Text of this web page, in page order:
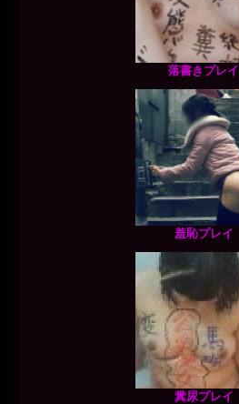
落書きプレイ
羞恥プレイ
糞尿プレイ